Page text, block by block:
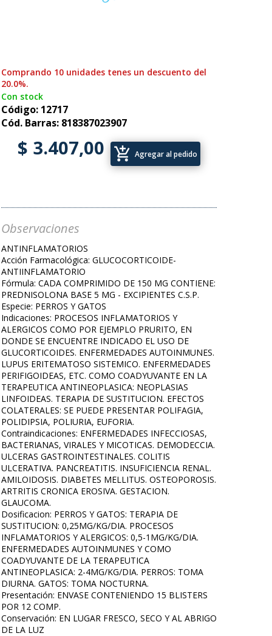
Comprando 10 unidades tenes un descuento del
20.0%.
Con stock
Código: 12717
Cód. Barras: 818387023907
$ 3.407,00 add_shopping_cart Agregar al pedido
Observaciones
ANTINFLAMATORIOS
Acción Farmacológica: GLUCOCORTICOIDE-
ANTIINFLAMATORIO
Fórmula: CADA COMPRIMIDO DE 150 MG CONTIENE:
PREDNISOLONA BASE 5 MG - EXCIPIENTES C.S.P.
Especie: PERROS Y GATOS
Indicaciones: PROCESOS INFLAMATORIOS Y
ALERGICOS COMO POR EJEMPLO PRURITO, EN
DONDE SE ENCUENTRE INDICADO EL USO DE
GLUCORTICOIDES. ENFERMEDADES AUTOINMUNES.
LUPUS ERITEMATOSO SISTEMICO. ENFERMEDADES
PERIFIGOIDEAS, ETC. COMO COADYUVANTE EN LA
TERAPEUTICA ANTINEOPLASICA: NEOPLASIAS
LINFOIDEAS. TERAPIA DE SUSTITUCION. EFECTOS
COLATERALES: SE PUEDE PRESENTAR POLIFAGIA,
POLIDIPSIA, POLIURIA, EUFORIA.
Contraindicaciones: ENFERMEDADES INFECCIOSAS,
BACTERIANAS, VIRALES Y MICOTICAS. DEMODECCIA.
ULCERAS GASTROINTESTINALES. COLITIS
ULCERATIVA. PANCREATITIS. INSUFICIENCIA RENAL.
AMILOIDOSIS. DIABETES MELLITUS. OSTEOPOROSIS.
ARTRITIS CRONICA EROSIVA. GESTACION.
GLAUCOMA.
Dosificacion: PERROS Y GATOS: TERAPIA DE
SUSTITUCION: 0,25MG/KG/DIA. PROCESOS
INFLAMATORIOS Y ALERGICOS: 0,5-1MG/KG/DIA.
ENFERMEDADES AUTOINMUNES Y COMO
COADYUVANTE DE LA TERAPEUTICA
ANTINEOPLASICA: 2-4MG/KG/DIA. PERROS: TOMA
DIURNA. GATOS: TOMA NOCTURNA.
Presentación: ENVASE CONTENIENDO 15 BLISTERS
POR 12 COMP.
Conservación: EN LUGAR FRESCO, SECO Y AL ABRIGO
DE LA LUZ